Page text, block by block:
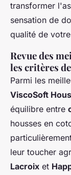
transformer
sensation de
qualité de
Revue des
les critères
Parmi les
ViscoSoft
équilibre entre
housses en
leur toucher
Lacroix et